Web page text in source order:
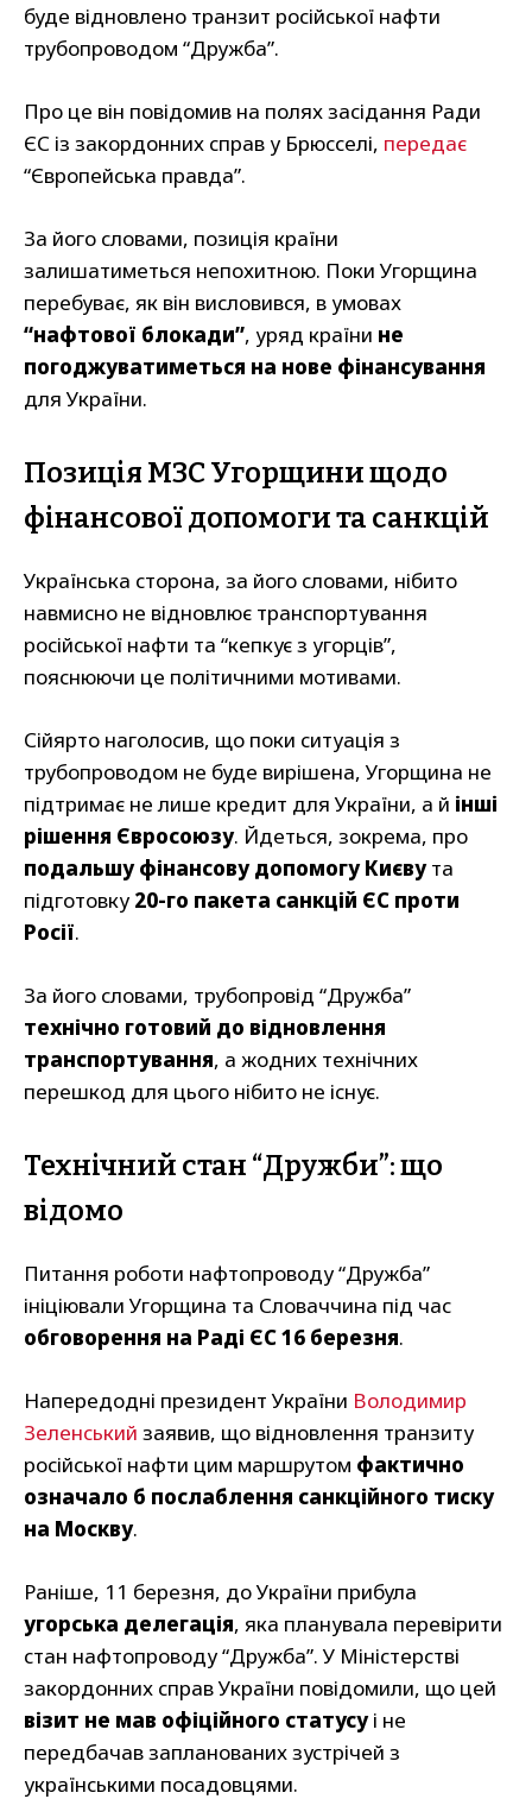
буде відновлено транзит російської нафти
трубопроводом “Дружба”.
Про це він повідомив на полях засідання Ради
ЄС із закордонних справ у Брюсселі, передає
“Європейська правда”.
За його словами, позиція країни
залишатиметься непохитною. Поки Угорщина
перебуває, як він висловився, в умовах
“нафтової блокади”, уряд країни не
погоджуватиметься на нове фінансування
для України.
Позиція МЗС Угорщини щодо
фінансової допомоги та санкцій
Українська сторона, за його словами, нібито
навмисно не відновлює транспортування
російської нафти та “кепкує з угорців”,
пояснюючи це політичними мотивами.
Сійярто наголосив, що поки ситуація з
трубопроводом не буде вирішена, Угорщина не
підтримає не лише кредит для України, а й інші
рішення Євросоюзу. Йдеться, зокрема, про
подальшу фінансову допомогу Києвута
підготовку 20-го пакета санкцій ЄС проти
Росії.
За його словами, трубопровід “Дружба”
технічно готовий до відновлення
транспортування, а жодних технічних
перешкод для цього нібито не існує.
Технічний стан “Дружби”: що
відомо
Питання роботи нафтопроводу “Дружба”
ініціювали Угорщина та Словаччина під час
обговорення на Раді ЄС 16 березня.
Напередодні президент України Володимир
Зеленський заявив, що відновлення транзиту
російської нафти цим маршрутом фактично
означало б послаблення санкційного тиску
на Москву.
Раніше, 11 березня, до України прибула
угорська делегація, яка планувала перевірити
стан нафтопроводу “Дружба”. У Міністерстві
закордонних справ України повідомили, що цей
візит не мав офіційного статусуі не
передбачав запланованих зустрічей з
українськими посадовцями.